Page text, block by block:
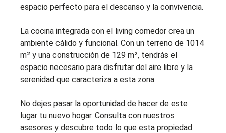
espacio perfecto para el descanso y la convivencia.
La cocina integrada con el living comedor crea un
ambiente cálido y funcional. Con un terreno de 1014
m² y una construcción de 129 m², tendrás el
espacio necesario para disfrutar del aire libre y la
serenidad que caracteriza a esta zona.
No dejes pasar la oportunidad de hacer de este
lugar tu nuevo hogar. Consulta con nuestros
asesores y descubre todo lo que esta propiedad